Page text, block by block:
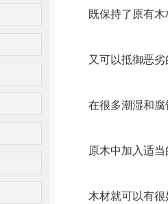
既保持了原有木
又可以抵御恶劣
在很多潮湿和腐
原木中加入适当
木材就可以有很